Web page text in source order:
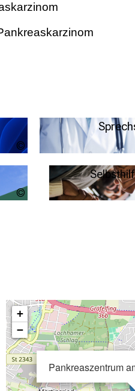
magicmine -
Cevahir
Pankreaszentrum
+
−